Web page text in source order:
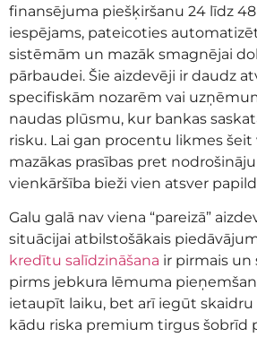
finansējuma piešķiršanu 24 līdz
iespējams, pateicoties
sistēmām un mazāk smagnējai
pārbaudei. Šie aizdevēji ir daudz
specifiskām nozarēm vai
naudas plūsmu, kur bankas
risku. Lai gan procentu likmes
mazākas prasības pret
vienkāršība bieži vien atsver
Galu galā nav viena “pareizā”
situācijai atbilstošākais
kredītu salīdzināšana ir pirmais un
pirms jebkura lēmuma
ietaupīt laiku, bet arī iegūt
kādu riska premium tirgus šobrīd